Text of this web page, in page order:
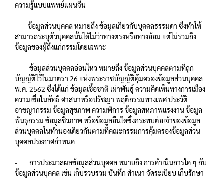
ความรู้แบบแพทย์แผนจีน
- ข้อมูลส่วนบุคคล หมายถึง ข้อมูลเกี่ยวกับบุคคลธรรมดา ซึ่งทำให้
สามารถระบุตัวบุคคลนั้นได้ไม่ว่าทางตรงหรือทางอ้อม แต่ไม่รวมถึง
ข้อมูลของผู้ถึงแก่กรรมโดยเฉพาะ
- ข้อมูลส่วนบุคคลอ่อนไหว หมายถึง ข้อมูลส่วนบุคคลตามที่ถูก
บัญญัติไว้ในมาตรา 26 แห่งพระราชบัญญัติคุ้มครองข้อมูลส่วนบุคคล
พ.ศ. 2562 ซึ่งได้แก่ ข้อมูลเชื้อชาติ เผ่าพันธุ์ ความคิดเห็นทางการเมือง
ความเชื่อในลัทธิ ศาสนาหรือปรัชญา พฤติกรรมทางเพศ ประวัติ
อาชญากรรม ข้อมูลสุขภาพ ความพิการ ข้อมูลสหภาพแรงงาน ข้อมูล
พันธุกรรม ข้อมูลชีวภาพ หรือข้อมูลอื่นใดซึ่งกระทบต่อเจ้าของข้อมูล
ส่วนบุคคลในทำนองเดียวกันตามที่คณะกรรมการคุ้มครองข้อมูลส่วน
บุคคลประกาศกำหนด
- การประมวลผลข้อมูลส่วนบุคคล หมายถึง การดำเนินการใด ๆ กับ
ข้อมูลส่วนบุคคล เช่น เก็บรวบรวม บันทึก สำเนา จัดระเบียบ เก็บรักษา